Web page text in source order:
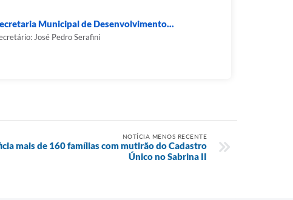
Municipal de Desenvolvimento...
José Pedro Serafini
NOTÍCIA MENOS RECENTE
mais de 160 famílias com mutirão do Cadastro
Único no Sabrina II